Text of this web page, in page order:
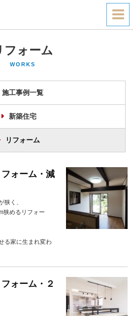
フォーム
WORKS
施工事例一覧
新築住宅
リフォーム
ォーム・減
狭く、
狭めるリフォー
る家に生まれ変わ
ォーム・２